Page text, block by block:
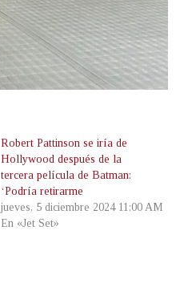
Robert Pattinson se iría de
Hollywood después de la
tercera película de Batman:
‘Podría retirarme
jueves, 5 diciembre 2024 11:00 AM
En «Jet Set»